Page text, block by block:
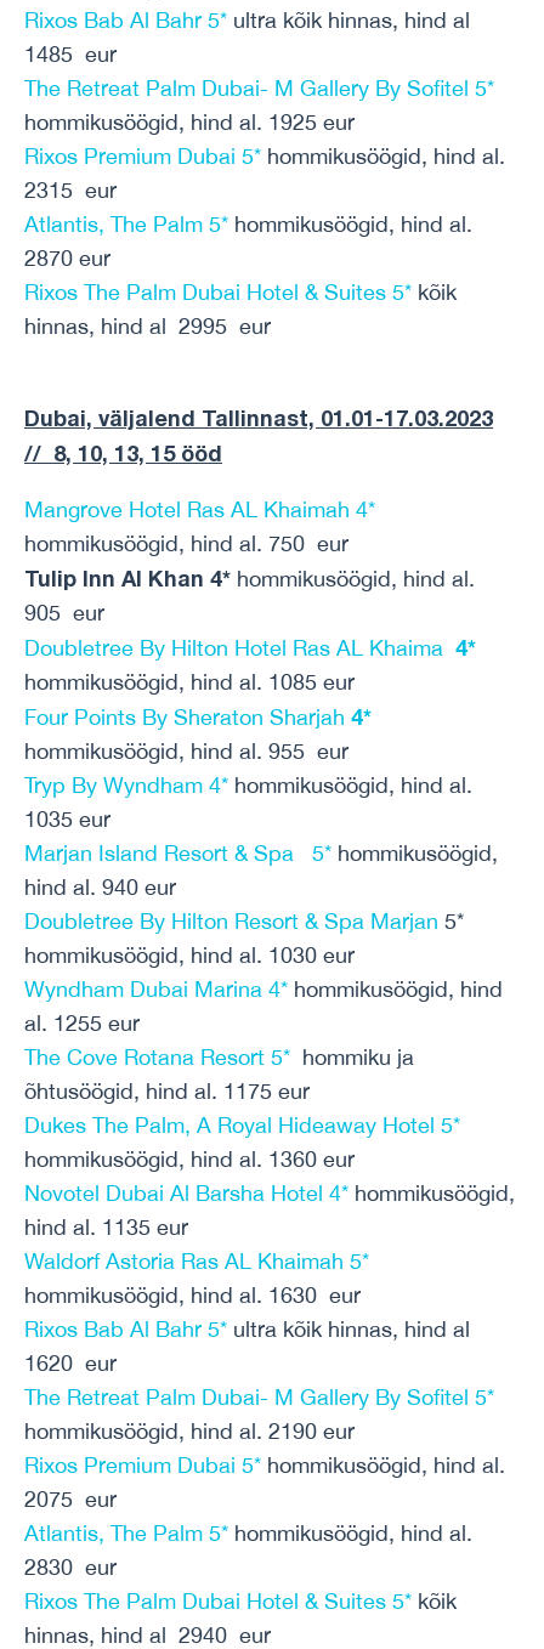
Rixos Bab Al Bahr 5* ultra kõik hinnas, hind al
1485 eur
The Retreat Palm Dubai- M Gallery By Sofitel 5*
hommikusöögid, hind al. 1925 eur
Rixos Premium Dubai 5* hommikusöögid, hind al.
2315 eur
Atlantis, The Palm 5* hommikusöögid, hind al.
2870 eur
Rixos The Palm Dubai Hotel & Suites 5* kõik
hinnas, hind al 2995 eur
Dubai, väljalend Tallinnast, 01.01-17.03.2023
// 8, 10, 13, 15 ööd
Mangrove Hotel Ras AL Khaimah 4*
hommikusöögid, hind al. 750 eur
Tulip Inn Al Khan 4* hommikusöögid, hind al.
905 eur
Doubletree By Hilton Hotel Ras AL Khaima 4*
hommikusöögid, hind al. 1085 eur
Four Points By Sheraton Sharjah 4*
hommikusöögid, hind al. 955 eur
Tryp By Wyndham 4* hommikusöögid, hind al.
1035 eur
Marjan Island Resort & Spa 5* hommikusöögid,
hind al. 940 eur
Doubletree By Hilton Resort & Spa Marjan 5*
hommikusöögid, hind al. 1030 eur
Wyndham Dubai Marina 4* hommikusöögid, hind
al. 1255 eur
The Cove Rotana Resort 5* hommiku ja
õhtusöögid, hind al. 1175 eur
Dukes The Palm, A Royal Hideaway Hotel 5*
hommikusöögid, hind al. 1360 eur
Novotel Dubai Al Barsha Hotel 4* hommikusöögid,
hind al. 1135 eur
Waldorf Astoria Ras AL Khaimah 5*
hommikusöögid, hind al. 1630 eur
Rixos Bab Al Bahr 5* ultra kõik hinnas, hind al
1620 eur
The Retreat Palm Dubai- M Gallery By Sofitel 5*
hommikusöögid, hind al. 2190 eur
Rixos Premium Dubai 5* hommikusöögid, hind al.
2075 eur
Atlantis, The Palm 5* hommikusöögid, hind al.
2830 eur
Rixos The Palm Dubai Hotel & Suites 5* kõik
hinnas, hind al 2940 eur